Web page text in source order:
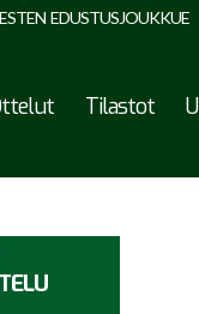
EDUSTUSJOUKKUE
Tilastot